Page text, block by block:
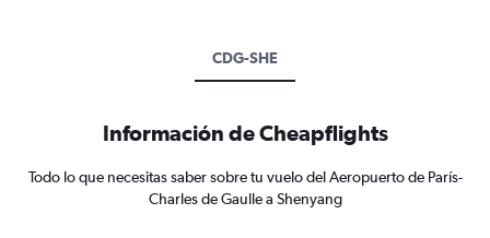
CDG-SHE
Información de Cheapflights
Todo lo que necesitas saber sobre tu vuelo del Aeropuerto de París-
Charles de Gaulle a Shenyang